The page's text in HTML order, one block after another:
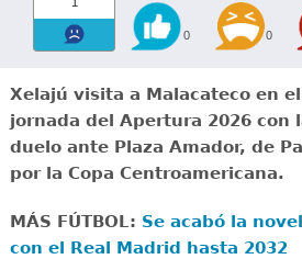
1
0 0
Xelajú visita a Malacateco en
jornada del Apertura 2026 con
duelo ante Plaza Amador, de
por la Copa Centroamericana.
MÁS FÚTBOL: Se acabó la
con el Real Madrid hasta 2032